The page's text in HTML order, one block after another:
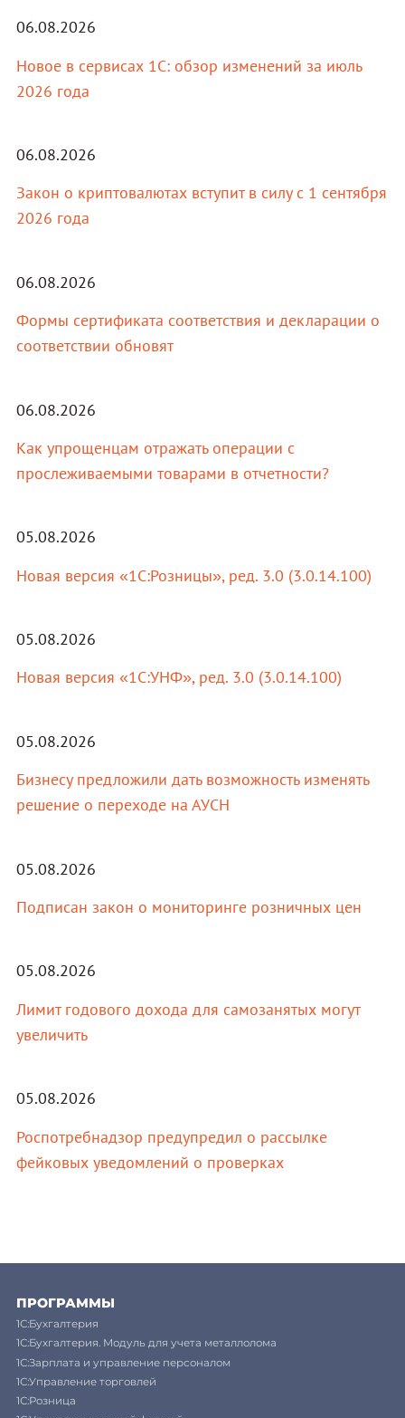
06.08.2026
Новое в сервисах 1С: обзор изменений за июль
2026 года
06.08.2026
Закон о криптовалютах вступит в силу с 1 сентября
2026 года
06.08.2026
Формы сертификата соответствия и декларации о
соответствии обновят
06.08.2026
Как упрощенцам отражать операции с
прослеживаемыми товарами в отчетности?
05.08.2026
Новая версия «1С:Розницы», ред. 3.0 (3.0.14.100)
05.08.2026
Новая версия «1С:УНФ», ред. 3.0 (3.0.14.100)
05.08.2026
Бизнесу предложили дать возможность изменять
решение о переходе на АУСН
05.08.2026
Подписан закон о мониторинге розничных цен
05.08.2026
Лимит годового дохода для самозанятых могут
увеличить
05.08.2026
Роспотребнадзор предупредил о рассылке
фейковых уведомлений о проверках
ПРОГРАММЫ
1С:Бухгалтерия
1С:Бухгалтерия. Модуль для учета металлолома
1С:Зарплата и управление персоналом
1С:Управление торговлей
1С:Розница